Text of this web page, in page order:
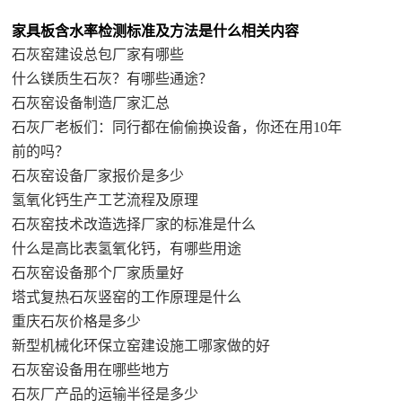
家具板含水率检测标准及方法是什么相关内容
石灰窑建设总包厂家有哪些
什么镁质生石灰？有哪些通途？
石灰窑设备制造厂家汇总
石灰厂老板们：同行都在偷偷换设备，你还在用10年
前的吗？
石灰窑设备厂家报价是多少
氢氧化钙生产工艺流程及原理
石灰窑技术改造选择厂家的标准是什么
什么是高比表氢氧化钙，有哪些用途
石灰窑设备那个厂家质量好
塔式复热石灰竖窑的工作原理是什么
重庆石灰价格是多少
新型机械化环保立窑建设施工哪家做的好
石灰窑设备用在哪些地方
石灰厂产品的运输半径是多少